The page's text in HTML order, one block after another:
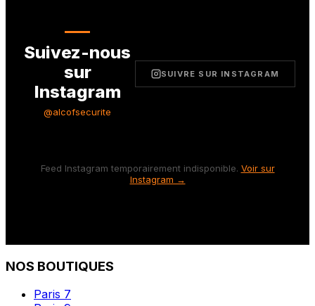
Suivez-nous
sur
Instagram
@alcofsecurite
SUIVRE SUR INSTAGRAM
Feed Instagram temporairement indisponible. Voir sur
Instagram →
NOS BOUTIQUES
Paris 7